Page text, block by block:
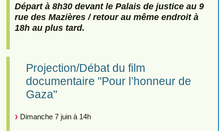
Départ à 8h30 devant le Palais de justice au 9
rue des Mazières / retour au même endroit à
18h au plus tard.
Projection/Débat du film
documentaire "Pour l’honneur de
Gaza"
Dimanche 7 juin à 14h